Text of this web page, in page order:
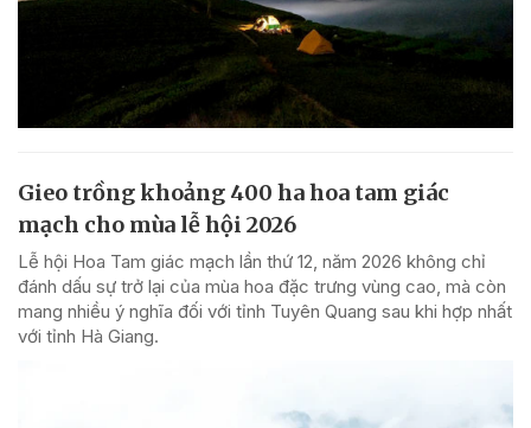
Gieo trồng khoảng 400 ha hoa tam giác
mạch cho mùa lễ hội 2026
Lễ hội Hoa Tam giác mạch lần thứ 12, năm 2026 không chỉ
đánh dấu sự trở lại của mùa hoa đặc trưng vùng cao, mà còn
mang nhiều ý nghĩa đối với tỉnh Tuyên Quang sau khi hợp nhất
với tỉnh Hà Giang.